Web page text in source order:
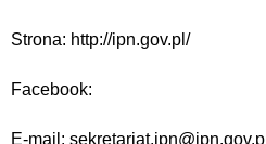
Strona: http://ipn.gov.pl/
Facebook:
E-mail: sekretariat.ipn@ipn.gov.pl